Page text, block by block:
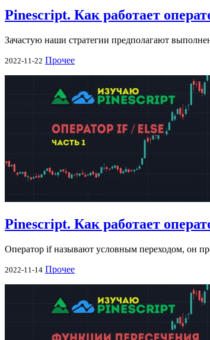
Pinescript. Как работает
Зачастую наши стратегии предполагают
2022-11-22 Прочее
Pinescript. Как работает
Оператор if называют условным переходом, он
2022-11-14 Прочее